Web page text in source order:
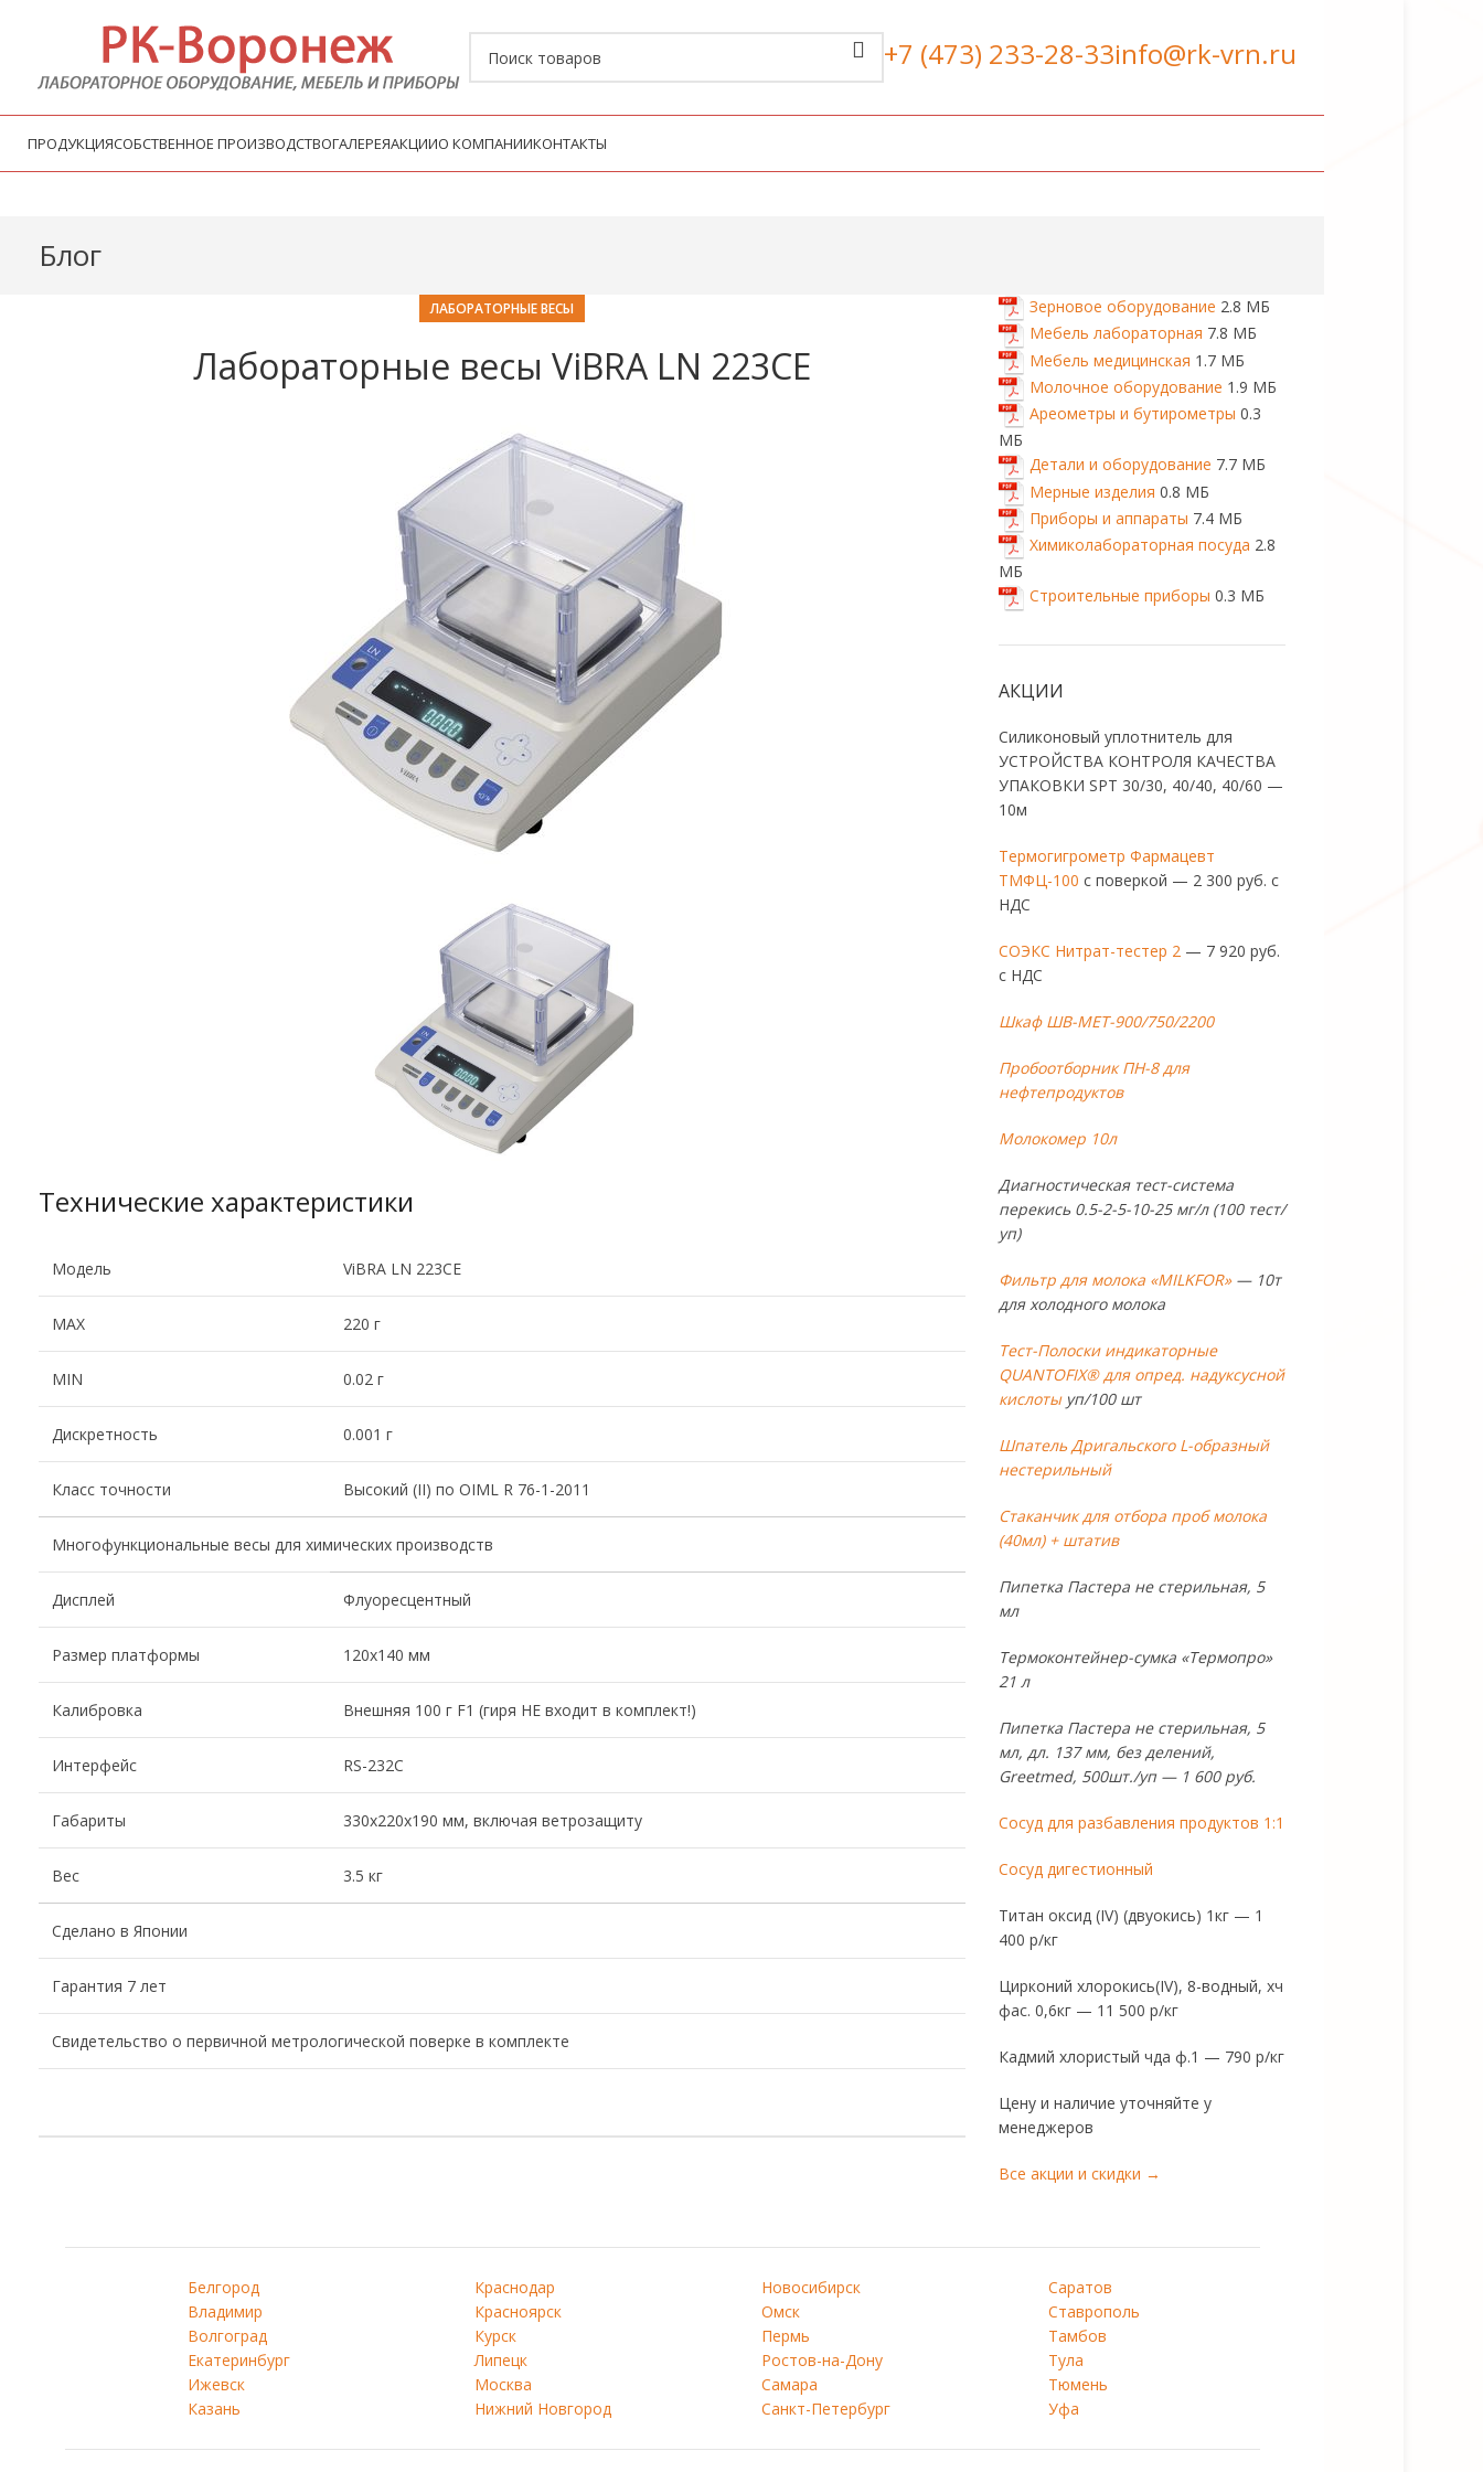
+7 (473) 233-28-33info@rk-vrn.ru
ПРОДУКЦИЯСОБСТВЕННОЕ ПРОИЗВОДСТВОГАЛЕРЕЯАКЦИИО КОМПАНИИКОНТАКТЫ
Блог
ЛАБОРАТОРНЫЕ ВЕСЫ
Лабораторные весы ViBRA LN 223CE
Технические характеристики
Модель ViBRA LN 223CE
MAX 220 г
MIN 0.02 г
Дискретность 0.001 г
Класс точности Высокий (II) по OIML R 76-1-2011
Многофункциональные весы для химических производств
Дисплей Флуоресцентный
Размер платформы 120х140 мм
Калибровка Внешняя 100 г F1 (гиря НЕ входит в комплект!)
Интерфейс RS-232C
Габариты 330х220х190 мм, включая ветрозащиту
Вес 3.5 кг
Сделано в Японии
Гарантия 7 лет
Свидетельство о первичной метрологической поверке в комплекте
Зерновое оборудование 2.8 МБ
Мебель лабораторная 7.8 МБ
Мебель медицинская 1.7 МБ
Молочное оборудование 1.9 МБ
Ареометры и бутирометры 0.3
МБ
Детали и оборудование 7.7 МБ
Мерные изделия 0.8 МБ
Приборы и аппараты 7.4 МБ
Химиколабораторная посуда 2.8
МБ
Строительные приборы 0.3 МБ
АКЦИИ
Силиконовый уплотнитель для
УСТРОЙСТВА КОНТРОЛЯ КАЧЕСТВА
УПАКОВКИ SPT 30/30, 40/40, 40/60 —
10м
Термогигрометр Фармацевт
ТМФЦ-100 с поверкой — 2 300 руб. с
НДС
СОЭКС Нитрат-тестер 2 — 7 920 руб.
с НДС
Шкаф ШВ-МЕТ-900/750/2200
Пробоотборник ПН-8 для
нефтепродуктов
Молокомер 10л
Диагностическая тест-система
перекись 0.5-2-5-10-25 мг/л (100 тест/
уп)
Фильтр для молока «MILKFOR»— 10т
для холодного молока
Тест-Полоски индикаторные
QUANTOFIX® для опред. надуксусной
кислотыуп/100 шт
Шпатель Дригальского L-образный
нестерильный
Стаканчик для отбора проб молока
(40мл) + штатив
Пипетка Пастера не стерильная, 5
мл
Термоконтейнер-сумка «Термопро»
21 л
Пипетка Пастера не стерильная, 5
мл, дл. 137 мм, без делений,
Greetmed, 500шт./уп — 1 600 руб.
Сосуд для разбавления продуктов 1:1
Сосуд дигестионный
Титан оксид (IV) (двуокись) 1кг — 1
400 р/кг
Цирконий хлорокись(IV), 8-водный, хч
фас. 0,6кг — 11 500 р/кг
Кадмий хлористый чда ф.1 — 790 р/кг
Цену и наличие уточняйте у
менеджеров
Все акции и скидки →
Белгород
Владимир
Волгоград
Екатеринбург
Ижевск
Казань
Краснодар
Красноярск
Курск
Липецк
Москва
Нижний Новгород
Новосибирск
Омск
Пермь
Ростов-на-Дону
Самара
Санкт-Петербург
Саратов
Ставрополь
Тамбов
Тула
Тюмень
Уфа